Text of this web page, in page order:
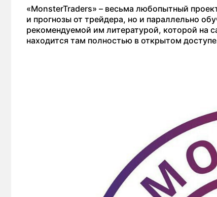
«MonsterTraders» – весьма любопытный
и прогнозы от трейдера, но и параллельно
рекомендуемой им литературой, которой на
находится там полностью в открытом